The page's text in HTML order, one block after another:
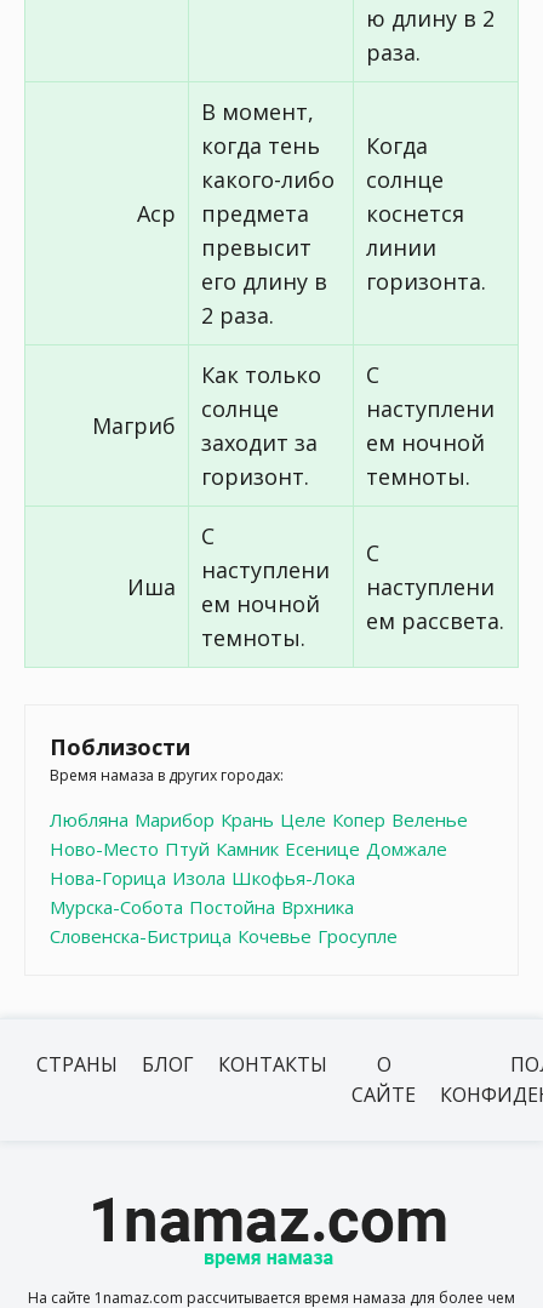
ю длину в 2
раза.
Аср
В момент,
когда тень
какого-либо
предмета
превысит
его длину в
2 раза.
Когда
солнце
коснется
линии
горизонта.
Магриб
Как только
солнце
заходит за
горизонт.
С
наступлени
ем ночной
темноты.
Иша
С
наступлени
ем ночной
темноты.
С
наступлени
ем рассвета.
Поблизости
Время намаза в других городах:
Любляна Марибор Крань Целе Копер Веленье
Ново-Место Птуй Камник Есенице Домжале
Нова-Горица Изола Шкофья-Лока
Мурска-Собота Постойна Врхника
Словенска-Бистрица Кочевье Гросупле
СТРАНЫ БЛОГ КОНТАКТЫ
О
САЙТЕ
На сайте 1namaz.com рассчитывается время намаза для более чем